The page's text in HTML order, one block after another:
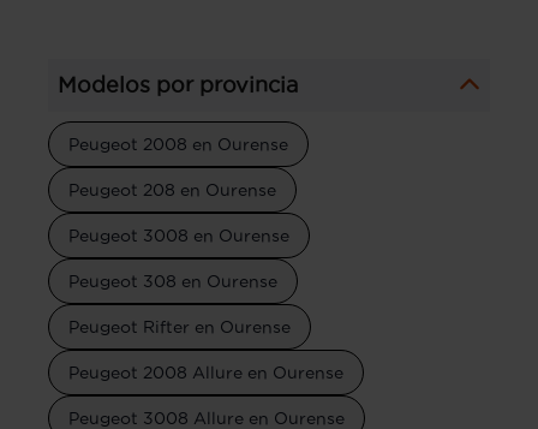
Modelos por provincia
Peugeot 2008 en Ourense
Peugeot 208 en Ourense
Peugeot 3008 en Ourense
Peugeot 308 en Ourense
Peugeot Rifter en Ourense
Peugeot 2008 Allure en Ourense
Peugeot 3008 Allure en Ourense